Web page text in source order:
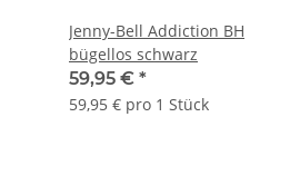
Jenny-Bell Addiction BH
bügellos schwarz
59,95 € *
59,95 € pro 1 Stück